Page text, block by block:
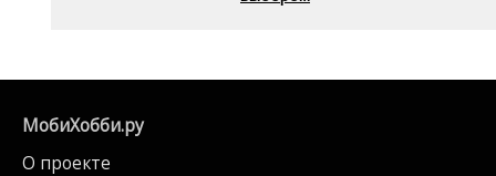
МобиХобби.ру
О проекте